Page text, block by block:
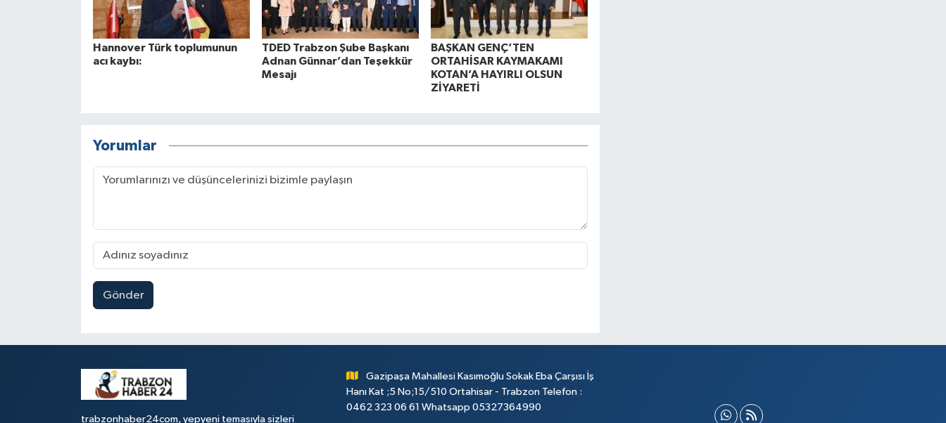
Hannover Türk toplumunun
acı kaybı:
TDED Trabzon Şube Başkanı
Adnan Günnar’dan Teşekkür
Mesajı
BAŞKAN GENÇ’TEN
ORTAHİSAR KAYMAKAMI
KOTAN’A HAYIRLI OLSUN
ZİYARETİ
Yorumlar
Gönder
trabzonhaber24com, yepyeni temasıyla sizleri
Gazipaşa Mahallesi Kasımoğlu Sokak Eba Çarşısı İş
Hanı Kat ;5 No;15/510 Ortahisar - Trabzon Telefon :
0462 323 06 61 Whatsapp 05327364990